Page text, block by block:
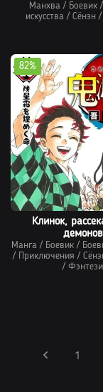
Манхва / Боевик /
искусства / Сёнэн /
Клинок,
демонов
Манга / Боевик /
/ Приключения /
/ Фэнтези
82%
1